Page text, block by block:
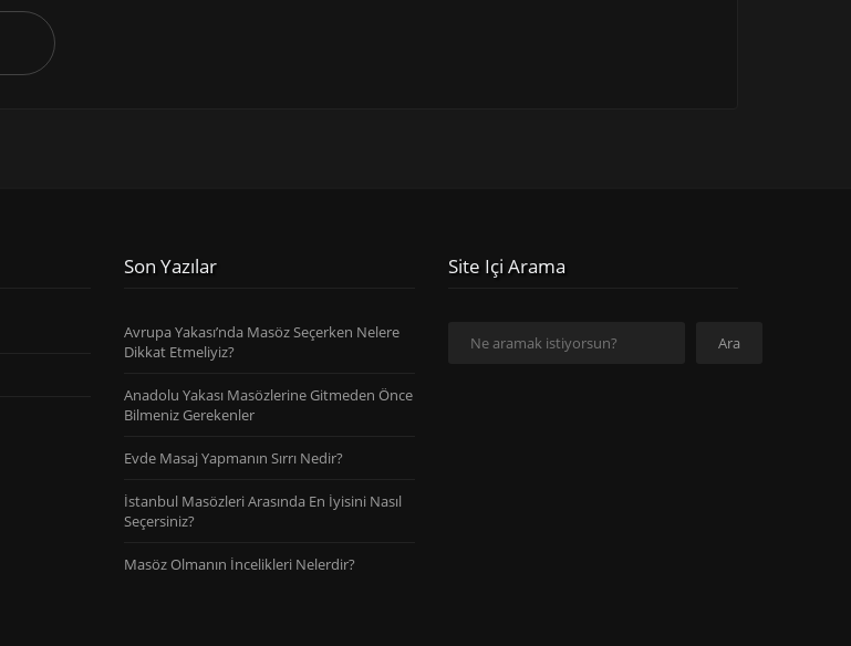
Son Yazılar
Avrupa Yakası’nda Masöz Seçerken Nelere
Dikkat Etmeliyiz?
Anadolu Yakası Masözlerine Gitmeden Önce
Bilmeniz Gerekenler
Evde Masaj Yapmanın Sırrı Nedir?
İstanbul Masözleri Arasında En İyisini Nasıl
Seçersiniz?
Masöz Olmanın İncelikleri Nelerdir?
Site Içi Arama
Ara